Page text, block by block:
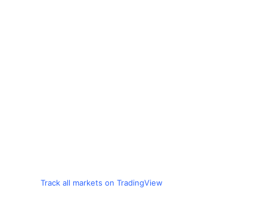
Track all markets on TradingView